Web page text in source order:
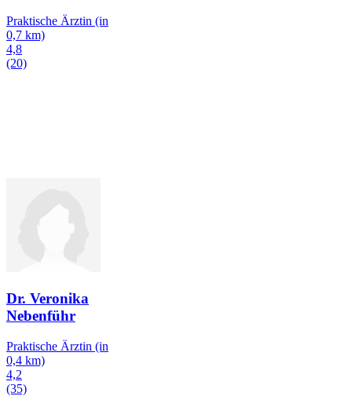
Praktische Ärztin (in
0,7 km)
4,8
(20)
Dr. Veronika
Nebenführ
Praktische Ärztin (in
0,4 km)
4,2
(35)